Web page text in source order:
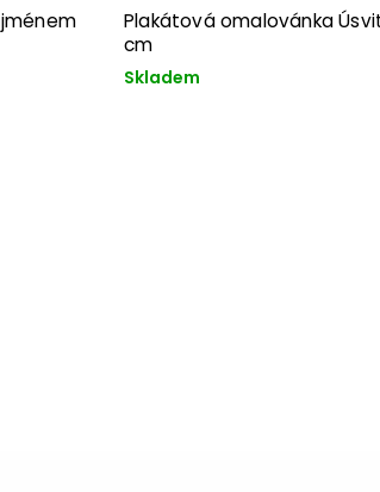
Plakátová omalovánka
cm
Skladem